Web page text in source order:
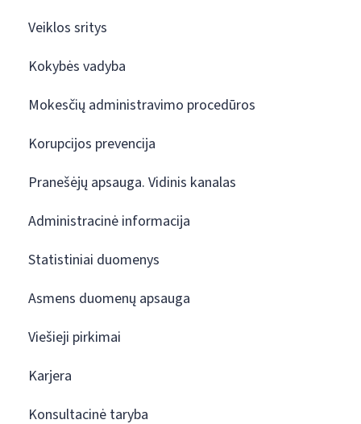
Veiklos sritys
Kokybės vadyba
Mokesčių administravimo procedūros
Korupcijos prevencija
Pranešėjų apsauga. Vidinis kanalas
Administracinė informacija
Statistiniai duomenys
Asmens duomenų apsauga
Viešieji pirkimai
Karjera
Konsultacinė taryba